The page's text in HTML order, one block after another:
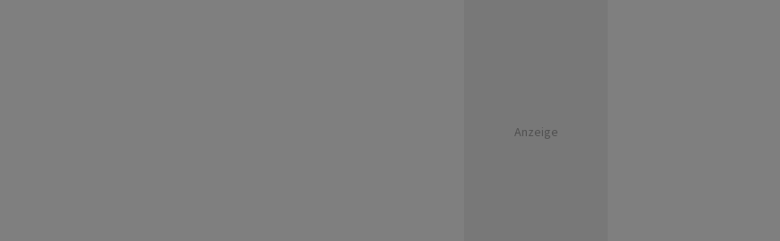
Anzeige